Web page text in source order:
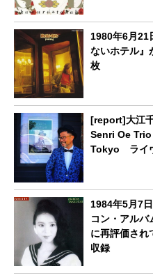
1980年6月21
ないホテル』
枚
[report]大江
Senri Oe
Tokyo ライ
1984年5月7
コン・アルバ
に再評価され
収録